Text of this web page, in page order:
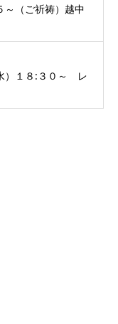
（ご祈祷）越中
）１８:３０～ レ